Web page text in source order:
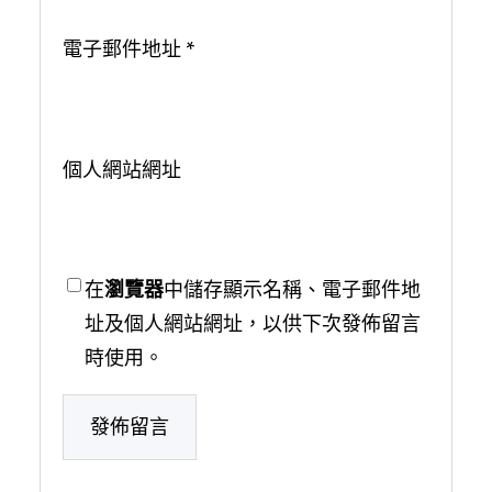
電子郵件地址 *
個人網站網址
在瀏覽器中儲存顯示名稱、電子郵件地
址及個人網站網址，以供下次發佈留言
時使用。